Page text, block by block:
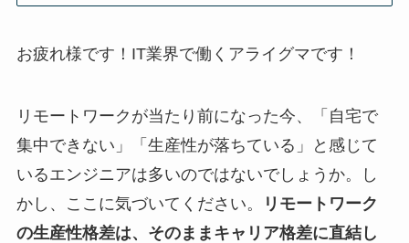
お疲れ様です！IT業界で働くアライグマです！
リモートワークが当たり前になった今、「自宅で
集中できない」「生産性が落ちている」と感じて
いるエンジニアは多いのではないでしょうか。し
かし、ここに気づいてください。
リモートワーク
の生産性格差は、そのままキャリア格差に直結し